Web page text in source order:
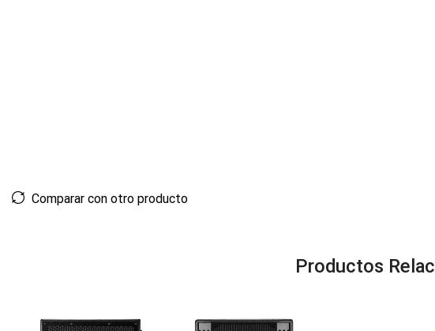
Comparar con otro producto
Productos